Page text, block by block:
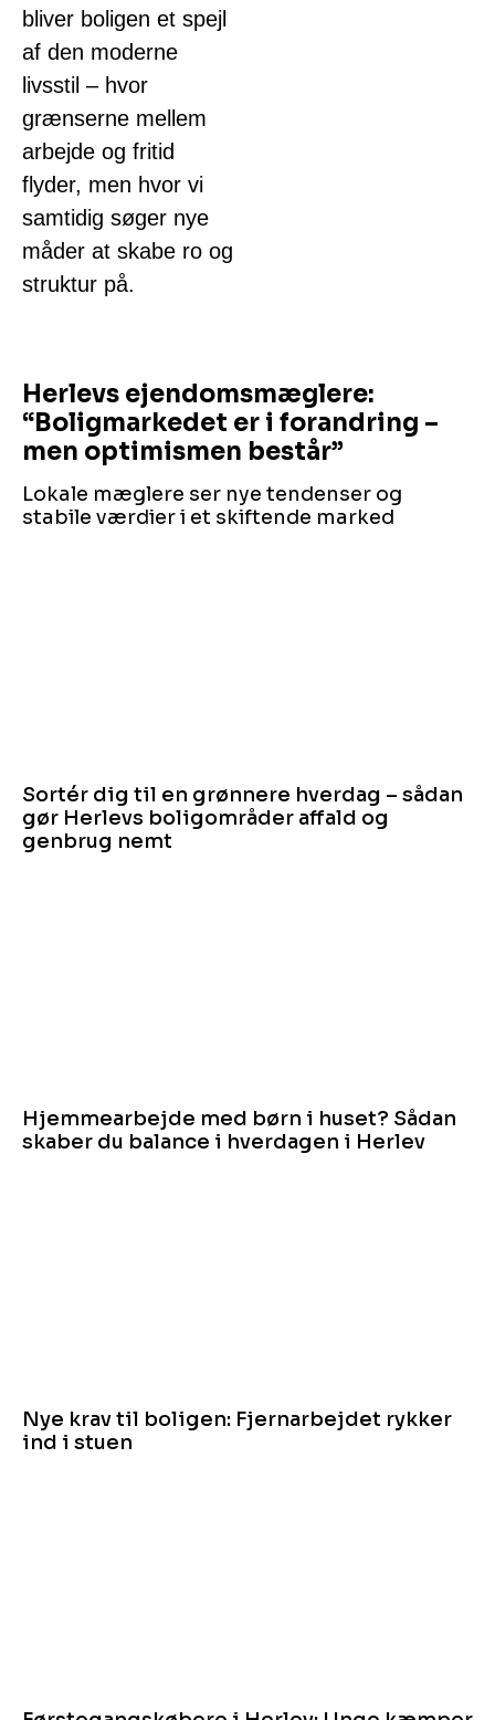
bliver boligen et spejl
af den moderne
livsstil – hvor
grænserne mellem
arbejde og fritid
flyder, men hvor vi
samtidig søger nye
måder at skabe ro og
struktur på.
Herlevs ejendomsmæglere:
“Boligmarkedet er i forandring –
men optimismen består”
Lokale mæglere ser nye tendenser og
stabile værdier i et skiftende marked
Sortér dig til en grønnere hverdag – sådan
gør Herlevs boligområder affald og
genbrug nemt
Hjemmearbejde med børn i huset? Sådan
skaber du balance i hverdagen i Herlev
Nye krav til boligen: Fjernarbejdet rykker
ind i stuen